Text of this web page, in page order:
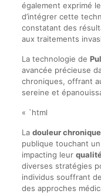
également exprimé
d’intégrer cette
constatant des
aux traitements
La technologie de
avancée précieuse
chroniques, offrant
sereine et
« `html
La douleur chronique
publique touchant
impacting leur
diverses stratégies
individus souffrant
des approches